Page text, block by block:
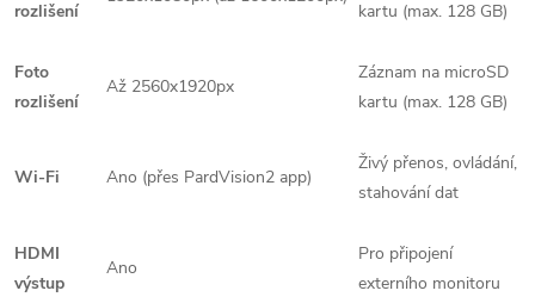
rozlišení
kartu (max. 128 GB)
Foto
rozlišení
Až 2560x1920px
Záznam na microSD
kartu (max. 128 GB)
Wi-Fi Ano (přes PardVision2 app)
Živý přenos, ovládání,
stahování dat
HDMI
výstup
Ano
Pro připojení
externího monitoru